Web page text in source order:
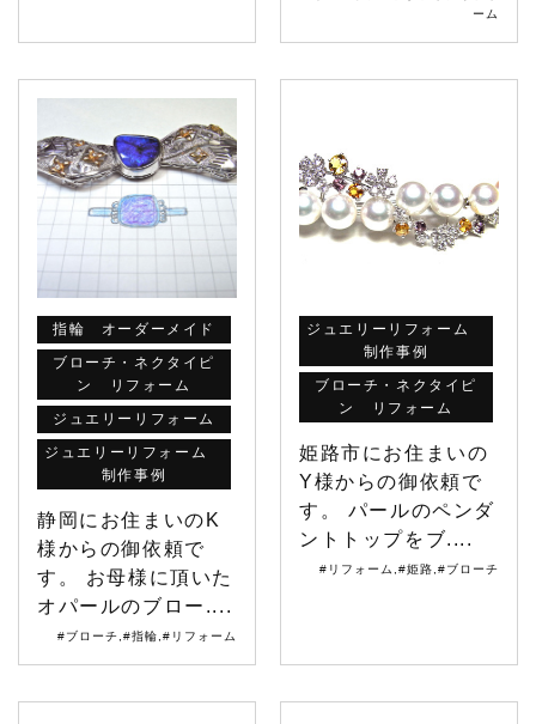
ーム
指輪 オーダーメイド
ブローチ・ネクタイピ
ン リフォーム
ジュエリーリフォーム
ジュエリーリフォーム
制作事例
静岡にお住まいのK
様からの御依頼で
す。 お母様に頂いた
オパールのブロー....
#ブローチ #指輪 #リフォーム
ジュエリーリフォーム
制作事例
ブローチ・ネクタイピ
ン リフォーム
姫路市にお住まいの
Y様からの御依頼で
す。 パールのペンダ
ントトップをブ....
#リフォーム #姫路 #ブローチ